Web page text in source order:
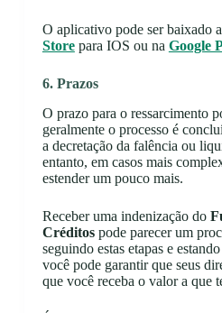
O aplicativo pode ser baixado
Store para IOS ou na Google
6. Prazos
O prazo para o ressarcimento
geralmente o processo é
a decretação da falência ou
entanto, em casos mais
estender um pouco mais.
Receber uma indenização do
Créditospode parecer um
seguindo estas etapas e
você pode garantir que seus
que você receba o valor a que